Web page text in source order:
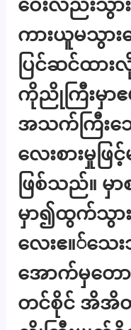
ဝေးလည်းသွ
ကားယူမသွား
ပြင်ဆင်ထာ
ကိုညိုကြီးမှာ
အသက်ကြီးသ
လေးစားမှုဖြ
ဖြစ်သည်။ မှာ
မှာ၍ထွက်သွာ
လေးဧ။်သေး
အောက်မှတော
တင်စိုင် အိအိတ